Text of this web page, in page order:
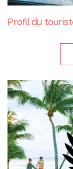
Profil du